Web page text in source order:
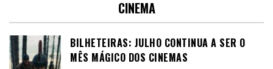
CINEMA
BILHETEIRAS: JULHO CONTINUA A SER O
MÊS MÁGICO DOS CINEMAS